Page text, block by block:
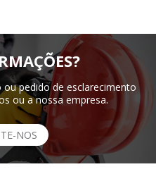
pedido de esclarecimento
ou a nossa empresa.
NOS